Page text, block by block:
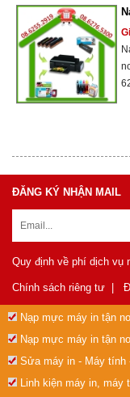
ĐĂNG KÝ NHẬN MAIL
Quy định về phí dịch vụ
Chính sách riêng tư
Nạp mực máy in tận
Nạp mực máy in tận
Sửa máy in - Máy tính
Linh kiện máy in,